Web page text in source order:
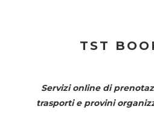
TST
Servizi online di
trasporti e provini